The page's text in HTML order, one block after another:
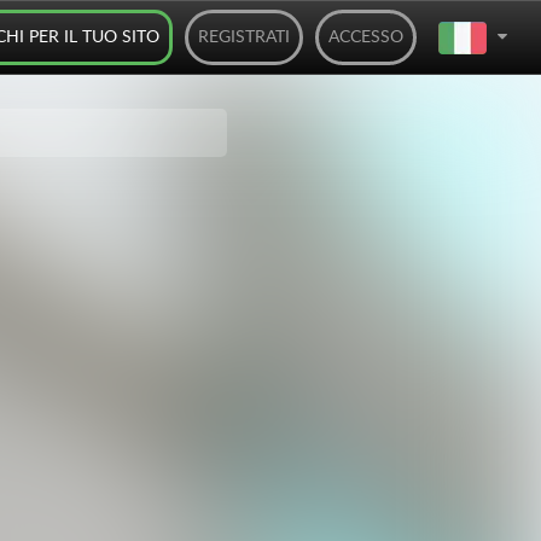
ACCESSO
REGISTRATI
PER IL TUO SITO